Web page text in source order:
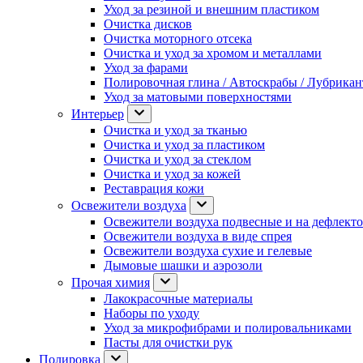
Уход за резиной и внешним пластиком
Очистка дисков
Очистка моторного отсека
Очистка и уход за хромом и металлами
Уход за фарами
Полировочная глина / Автоскрабы /
Уход за матовыми поверхностями
Интерьер
Очистка и уход за тканью
Очистка и уход за пластиком
Очистка и уход за стеклом
Очистка и уход за кожей
Реставрация кожи
Освежители воздуха
Освежители воздуха подвесные и на
Освежители воздуха в виде спрея
Освежители воздуха сухие и гелевые
Дымовые шашки и аэрозоли
Прочая химия
Лакокрасочные материалы
Наборы по уходу
Уход за микрофибрами и полировальниками
Пасты для очистки рук
Полировка